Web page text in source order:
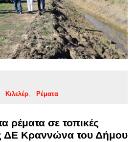
Κιλελέρ Ρέματα
ρέματα σε τοπικές
ΔΕ Κραννώνα του Δήμου